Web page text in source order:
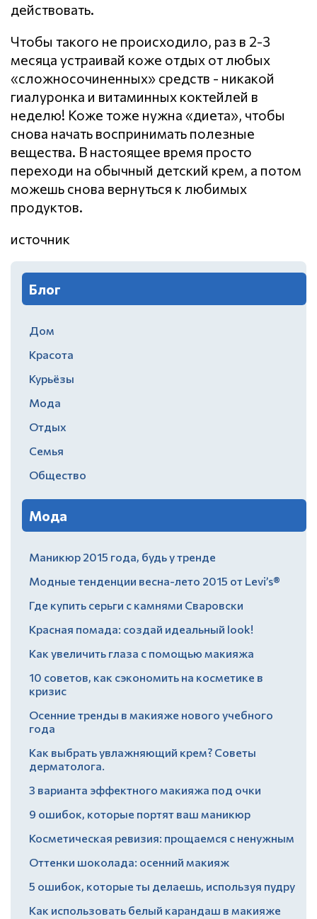
действовать.
Чтобы такого не происходило, раз в 2-3
месяца устраивай коже отдых от любых
«сложносочиненных» средств - никакой
гиалуронка и витаминных коктейлей в
неделю! Коже тоже нужна «диета», чтобы
снова начать воспринимать полезные
вещества. В настоящее время просто
переходи на обычный детский крем, а потом
можешь снова вернуться к любимых
продуктов.
источник
Блог
Дом
Красота
Курьёзы
Мода
Отдых
Семья
Общество
Мода
Маникюр 2015 года, будь у тренде
Модные тенденции весна-лето 2015 от Levi’s®
Где купить серьги с камнями Сваровски
Красная помада: создай идеальный look!
Как увеличить глаза с помощью макияжа
10 советов, как сэкономить на косметике в
кризис
Осенние тренды в макияже нового учебного
года
Как выбрать увлажняющий крем? Советы
дерматолога.
3 варианта эффектного макияжа под очки
9 ошибок, которые портят ваш маникюр
Косметическая ревизия: прощаемся с ненужным
Оттенки шоколада: осенний макияж
5 ошибок, которые ты делаешь, используя пудру
Как использовать белый карандаш в макияже